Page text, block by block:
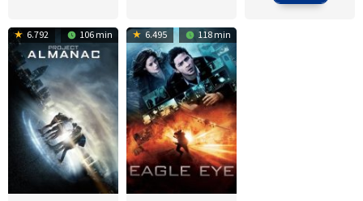
6.792 106 min 6.495 118 min